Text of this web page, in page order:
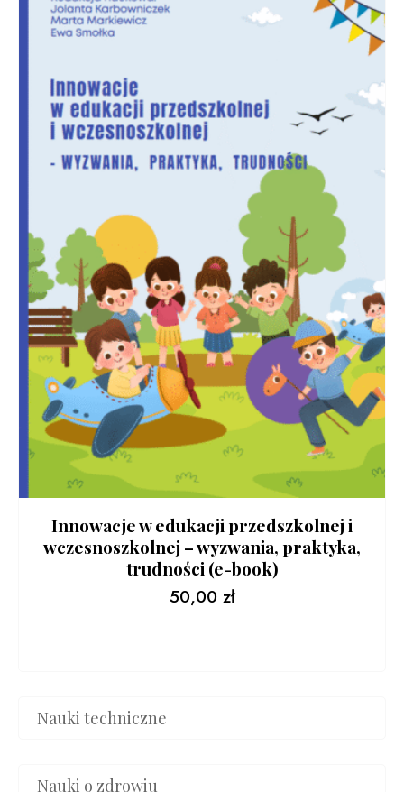
Innowacje w edukacji przedszkolnej i
wczesnoszkolnej – wyzwania, praktyka,
trudności (e-book)
50,00 zł
Nauki techniczne
Nauki o zdrowiu